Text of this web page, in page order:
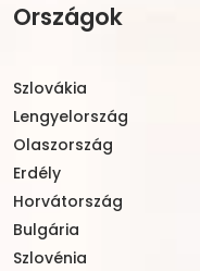
Országok
Szlovákia
Lengyelország
Olaszország
Erdély
Horvátország
Bulgária
Szlovénia